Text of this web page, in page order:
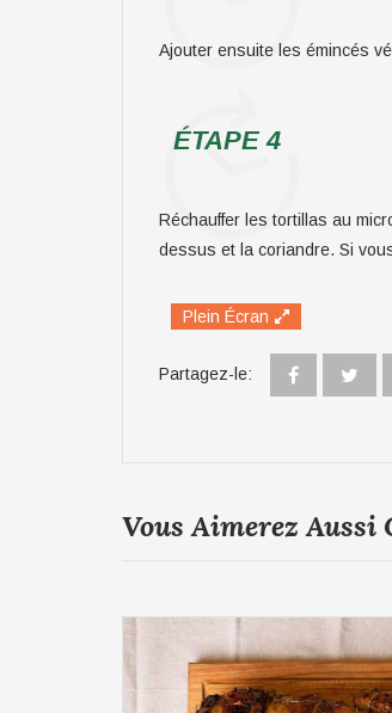
Ajouter ensuite les émincés
ÉTAPE 4
Réchauffer les tortillas au
dessus et la coriandre. Si
Plein Écran
Partagez-le:
Vous Aimerez Aussi